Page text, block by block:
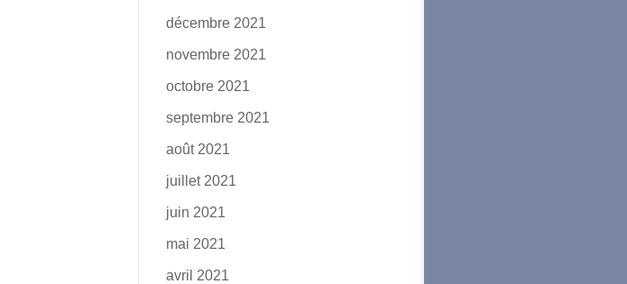
décembre 2021
novembre 2021
octobre 2021
septembre 2021
août 2021
juillet 2021
juin 2021
mai 2021
avril 2021